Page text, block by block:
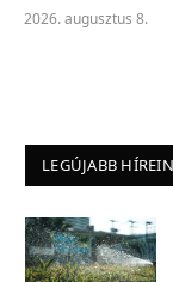
2026. augusztus 8.
LEGÚJABB